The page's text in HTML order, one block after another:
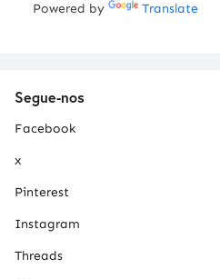
Powered by Translate
Segue-nos
Facebook
x
Pinterest
Instagram
Threads